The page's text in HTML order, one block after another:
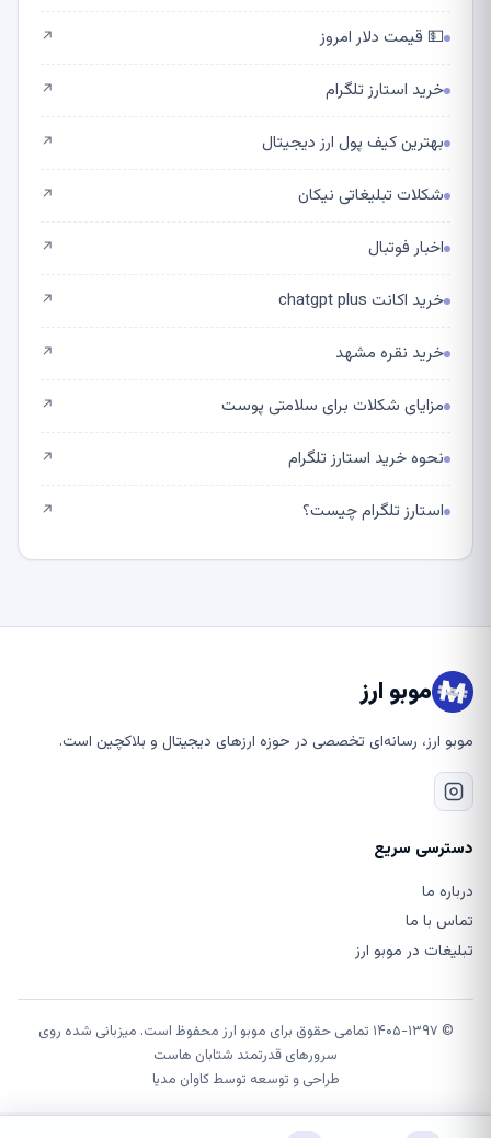
💵 قیمت دلار امروز ↗
خرید استارز تلگرام ↗
بهترین کیف پول ارز دیجیتال ↗
شکلات تبلیغاتی نیکان ↗
اخبار فوتبال ↗
خرید اکانت chatgpt plus ↗
خرید نقره مشهد ↗
مزایای شکلات برای سلامتی پوست ↗
نحوه خرید استارز تلگرام ↗
استارز تلگرام چیست؟ ↗
موبو ارز
موبو ارز، رسانه‌ای تخصصی در حوزه ارزهای دیجیتال و بلاکچین است.
دسترسی سریع
درباره ما
تماس با ما
تبلیغات در موبو ارز
© ۱۴۰۵-۱۳۹۷ تمامی حقوق برای موبو ارز محفوظ است. میزبانی شده روی
سرورهای قدرتمند شتابان هاست
طراحی و توسعه توسطکاوان مدیا